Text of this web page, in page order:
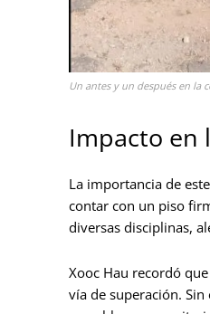
Un antes y un después en la
Impacto en
La importancia de
contar con un piso
diversas disciplinas,
Xooc Hau recordó
vía de superación.